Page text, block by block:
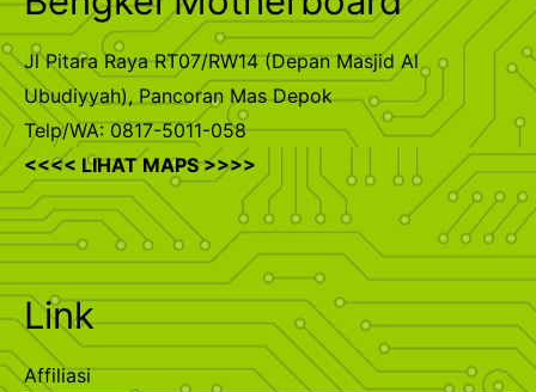
Jl Pitara Raya RT07/RW14 (Depan Masjid Al
Ubudiyyah), Pancoran Mas Depok
Telp/WA: 0817-5011-058
<<<< LIHAT MAPS >>>>
Link
Affiliasi